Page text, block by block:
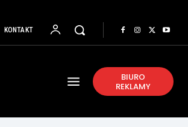
KONTAKT
BIURO
REKLAMY